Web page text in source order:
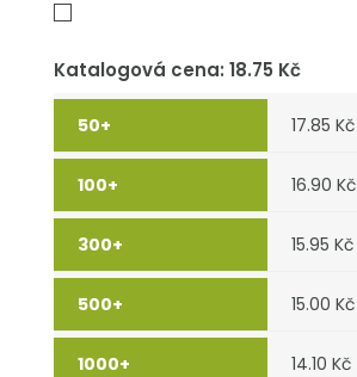
Katalogová cena: 18.75 Kč
17.85 Kč
16.90 Kč
15.95 Kč
15.00 Kč
14.10 Kč